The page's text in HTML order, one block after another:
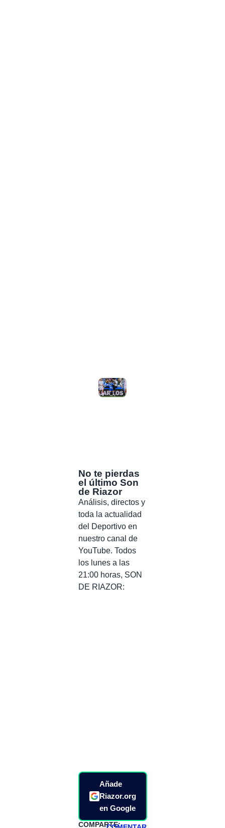
No te pierdas
el último Son
de Riazor
Análisis, directos y
toda la actualidad
del Deportivo en
nuestro canal de
YouTube. Todos
los lunes a las
21:00 horas, SON
DE RIAZOR:
Añade
Riazor.org
en Google
COMPARTE: